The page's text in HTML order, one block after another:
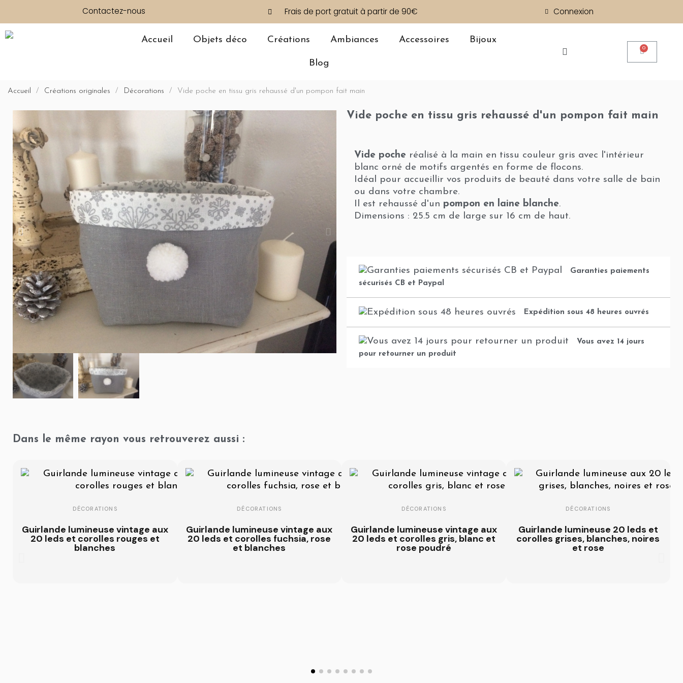
Contactez-nous Frais de port gratuit à partir de 90€ Connexion
Accueil Objets déco Créations Ambiances Accessoires Bijoux
Blog
Accueil Créations originales Décorations Vide poche en tissu gris rehaussé d'un pompon fait main
Vide poche en tissu gris rehaussé d'un pompon fait main
Vide poche réalisé à la main en tissu couleur gris avec l'intérieur
blanc orné de motifs argentés en forme de flocons.
Idéal pour accueillir vos produits de beauté dans votre salle de bain
ou dans votre chambre.
Il est rehaussé d'un pompon en laine blanche.
Dimensions : 25.5 cm de large sur 16 cm de haut.
Garanties paiements
sécurisés CB et Paypal
Expédition sous 48 heures ouvrés
Vous avez 14 jours
pour retourner un produit
Dans le même rayon vous retrouverez aussi :
DÉCORATIONS
Guirlande lumineuse vintage aux
20 leds et corolles rouges et
blanches
DÉCORATIONS
Guirlande lumineuse vintage aux
20 leds et corolles fuchsia, rose
et blanches
DÉCORATIONS
Guirlande lumineuse vintage aux
20 leds et corolles gris, blanc et
rose poudré
DÉCORATIONS
Guirlande lumineuse 20 leds et
corolles grises, blanches, noires
et rose